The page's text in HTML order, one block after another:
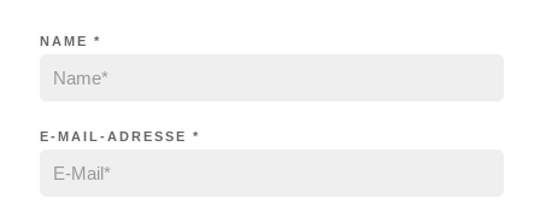
NAME *
E-MAIL-ADRESSE *